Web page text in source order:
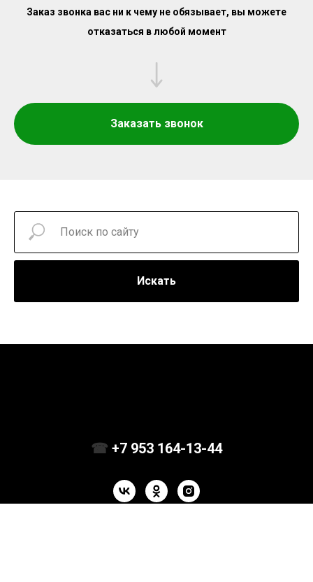
Заказ звонка вас ни к чему не обязывает, вы можете
отказаться в любой момент
Заказать звонок
Искать
☎ +7 953 164-13-44